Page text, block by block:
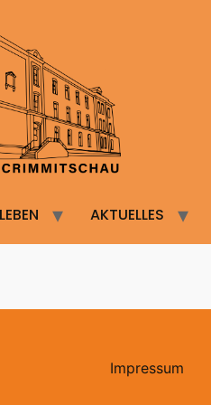
AKTUELLES
Impressum